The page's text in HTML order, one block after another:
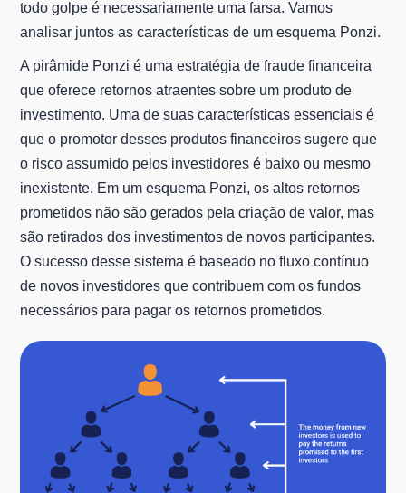
todo golpe é necessariamente uma farsa. Vamos
analisar juntos as características de um esquema Ponzi.
A pirâmide Ponzi é uma estratégia de fraude financeira
que oferece retornos atraentes sobre um produto de
investimento. Uma de suas características essenciais é
que o promotor desses produtos financeiros sugere que
o risco assumido pelos investidores é baixo ou mesmo
inexistente. Em um esquema Ponzi, os altos retornos
prometidos não são gerados pela criação de valor, mas
são retirados dos investimentos de novos participantes.
O sucesso desse sistema é baseado no fluxo contínuo
de novos investidores que contribuem com os fundos
necessários para pagar os retornos prometidos.